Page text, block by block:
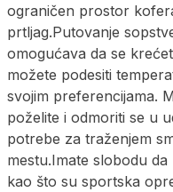
ograničen prostor
prtljag.Putovanje
omogućava da se
možete podesiti
svojim preferencijama.
poželite i odmoriti se u
potrebe za traženjem
mestu.Imate slobodu
kao što su sportska